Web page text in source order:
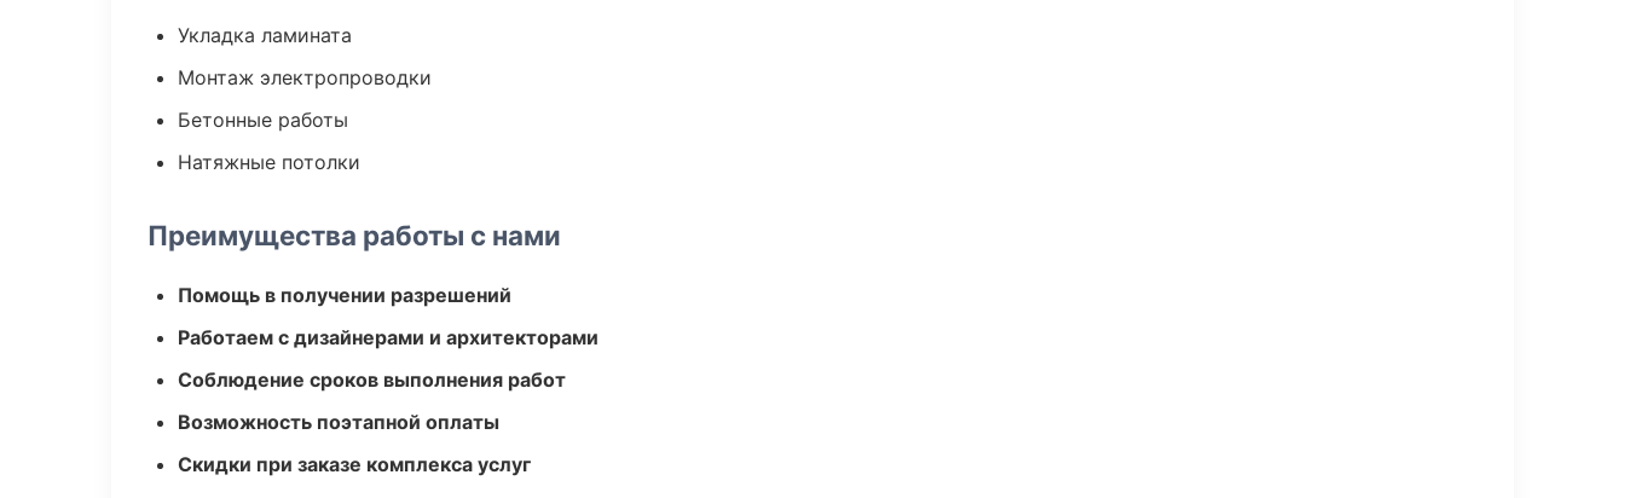
Укладка ламината
Монтаж электропроводки
Бетонные работы
Натяжные потолки
Преимущества работы с нами
Помощь в получении разрешений
Работаем с дизайнерами и архитекторами
Соблюдение сроков выполнения работ
Возможность поэтапной оплаты
Скидки при заказе комплекса услуг